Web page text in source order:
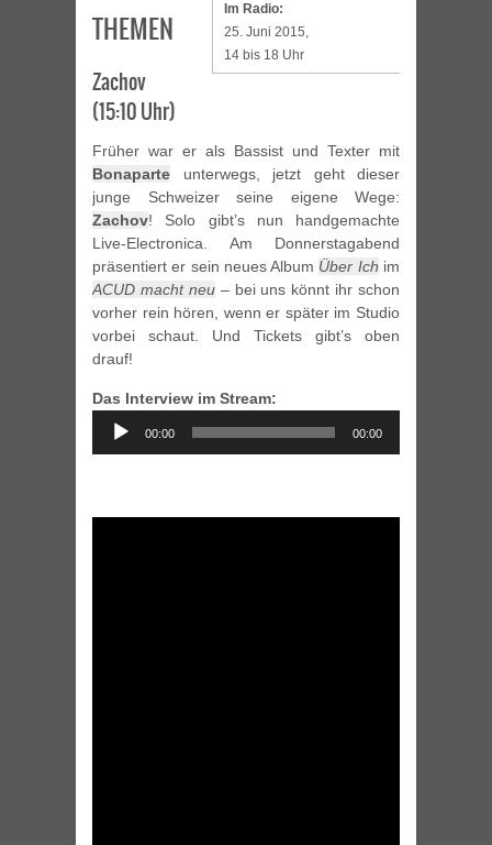
Im Radio:
25. Juni 2015,
14 bis 18 Uhr
THEMEN
Zachov
(15:10 Uhr)
Früher war er als Bassist und Texter mit
Bonaparte unterwegs, jetzt geht dieser
junge Schweizer seine eigene Wege:
Zachov! Solo gibt’s nun handgemachte
Live-Electronica. Am Donnerstagabend
präsentiert er sein neues Album Über Ich im
ACUD macht neu– bei uns könnt ihr schon
vorher rein hören, wenn er später im Studio
vorbei schaut. Und Tickets gibt’s oben
drauf!
Das Interview im Stream:
Audio
Player
00:00 00:00